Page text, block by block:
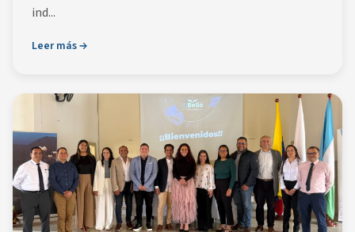
ind...
Leer más